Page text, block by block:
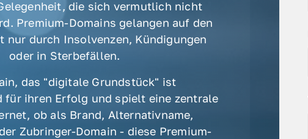
die sich vermutlich nicht
Premium-Domains gelangen auf den
nur durch Insolvenzen, Kündigungen
oder in Sterbefällen.
das "digitale Grundstück" ist
für ihren Erfolg und spielt eine zentrale
ob als Brand, Alternativname,
Zubringer-Domain - diese Premium-